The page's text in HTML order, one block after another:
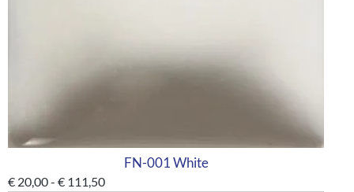
FN-001 White
€ 20,00- € 111,50